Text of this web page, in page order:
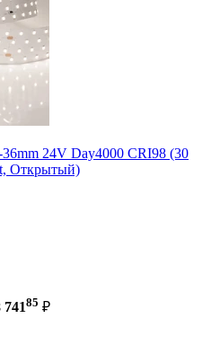
24V Day4000 CRI98 (30
Открытый)
74185 ₽